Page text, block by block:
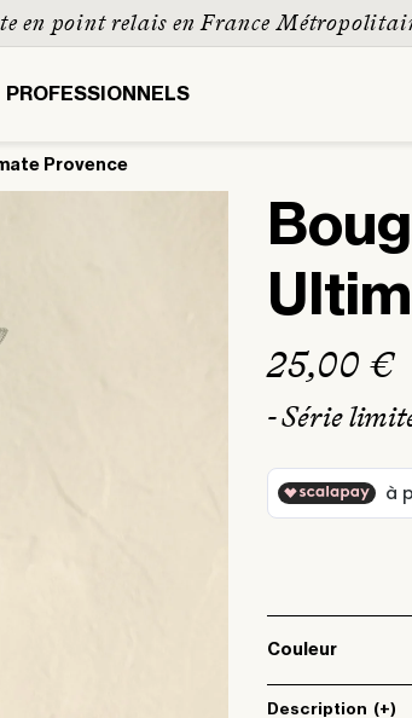
en point relais en France
PROFESSIONNELS
Provence
Prix
habituel
25,00 €
- Série
Couleur
Description (+)